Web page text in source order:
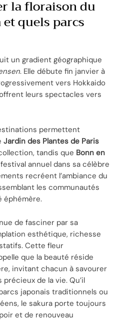
la floraison du
quels parcs
un gradient géographique
. Elle débute fin janvier à
vers Hokkaido
leurs spectacles vers
permettent
Jardin des Plantes de Paris
tandis que Bonn en
annuel dans sa célèbre
recréent l’ambiance du
les communautés
éphémère.
de fasciner par sa
esthétique, richesse
Cette fleur
que la beauté réside
invitant chacun à savourer
de la vie. Qu’il
japonais traditionnels ou
le sakura porte toujours
et de renouveau